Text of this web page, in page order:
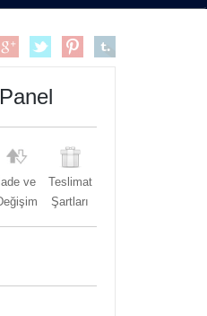
Teslimat
Şartları
ve